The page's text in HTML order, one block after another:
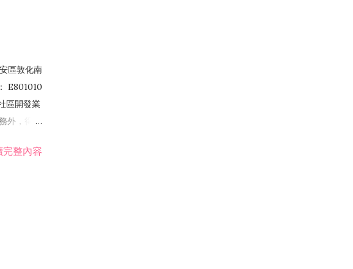
區敦化南
E801010
區開發業
外，得經
完整內容